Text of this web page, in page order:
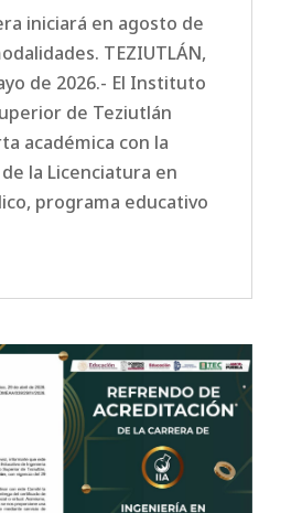
iniciará en agosto de
TEZIUTLÁN,
de 2026.- El Instituto
de Teziutlán
académica con la
la Licenciatura en
programa educativo